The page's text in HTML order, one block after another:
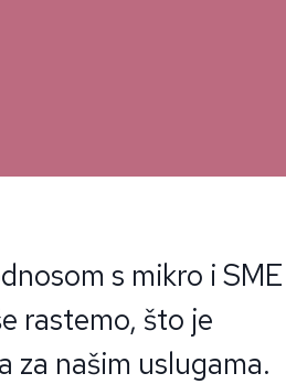
s mikro i SME
rastemo, što je
za našim uslugama.